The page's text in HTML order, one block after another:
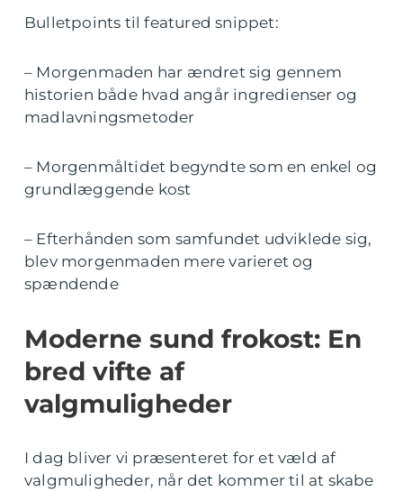
Bulletpoints til featured snippet:
– Morgenmaden har ændret sig gennem
historien både hvad angår ingredienser og
madlavningsmetoder
– Morgenmåltidet begyndte som en enkel og
grundlæggende kost
– Efterhånden som samfundet udviklede sig,
blev morgenmaden mere varieret og
spændende
Moderne sund frokost: En
bred vifte af
valgmuligheder
I dag bliver vi præsenteret for et væld af
valgmuligheder, når det kommer til at skabe